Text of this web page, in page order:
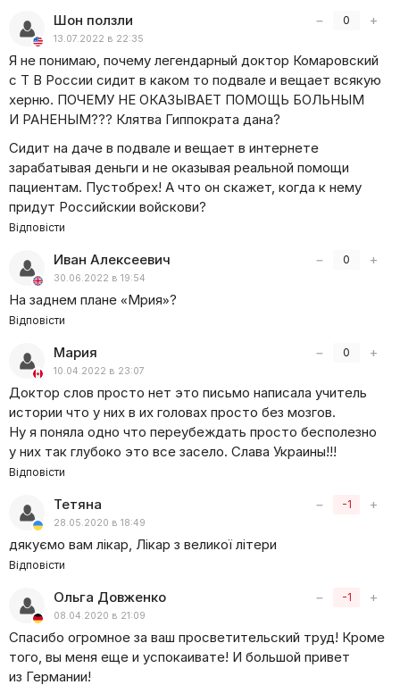
− 0 +
Шон ползли
13.07.2022 в 22:35
Я не понимаю, почему легендарный доктор Комаровский
с Т В России сидит в каком то подвале и вещает всякую
херню. ПОЧЕМУ НЕ ОКАЗЫВАЕТ ПОМОЩЬ БОЛЬНЫМ
И РАНЕНЫМ??? Клятва Гиппократа дана?
Сидит на даче в подвале и вещает в интернете
зарабатывая деньги и не оказывая реальной помощи
пациентам. Пустобрех! А что он скажет, когда к нему
придут Российскии войскови?
Відповісти
− 0 +
Иван Алексеевич
30.06.2022 в 19:54
На заднем плане «Мрия»?
Відповісти
− 0 +
Мария
10.04.2022 в 23:07
Доктор слов просто нет это письмо написала учитель
истории что у них в их головах просто без мозгов.
Ну я поняла одно что переубеждать просто бесполезно
у них так глубоко это все засело. Слава Украины!!!
Відповісти
− -1 +
Тетяна
28.05.2020 в 18:49
дякуємо вам лікар, Лікар з великої літери
Відповісти
− -1 +
Ольга Довженко
08.04.2020 в 21:09
Спасибо огромное за ваш просветительский труд! Кроме
того, вы меня еще и успокаивате! И большой привет
из Германии!